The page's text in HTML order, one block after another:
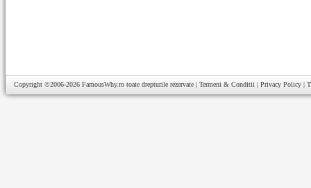
Copyright ©2006-2026 FamousWhy.ro toate drepturile rezervate | Termeni & Conditii | Privacy Policy |